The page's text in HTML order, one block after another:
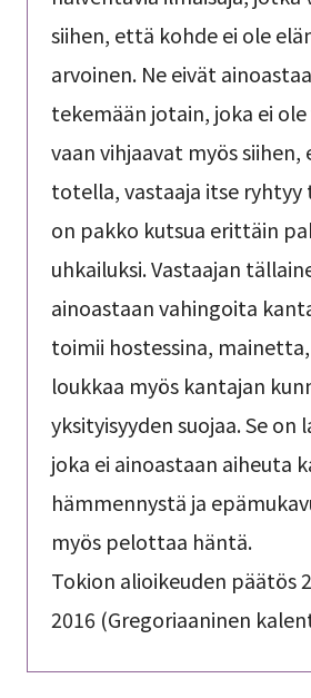
siihen, että kohde ei ole
arvoinen. Ne eivät
tekemään jotain, joka ei ole
vaan vihjaavat myös siihen,
totella, vastaaja itse ryhtyy
on pakko kutsua erittäin
uhkailuksi. Vastaajan
ainoastaan vahingoita
toimii hostessina, mainetta,
loukkaa myös kantajan
yksityisyyden suojaa. Se on
joka ei ainoastaan aiheuta
hämmennystä ja
myös pelottaa häntä.
Tokion alioikeuden päätös
2016 (Gregoriaaninen